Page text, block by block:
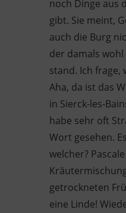
noch Dinge aus
gibt. Sie meint,
auch die Burg
der damals
stand. Ich frage,
Aha, da ist das
in Sierck-les-
habe sehr oft
Wort gesehen.
welcher?
getrockneten
eine Linde!